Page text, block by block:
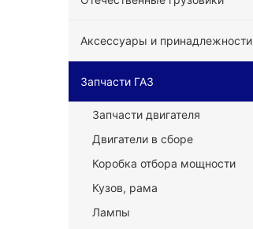
Аксессуары и принадлежности
Запчасти ГАЗ
Запчасти двигателя
Двигатели в сборе
Коробка отбора мощности
Кузов, рама
Лампы